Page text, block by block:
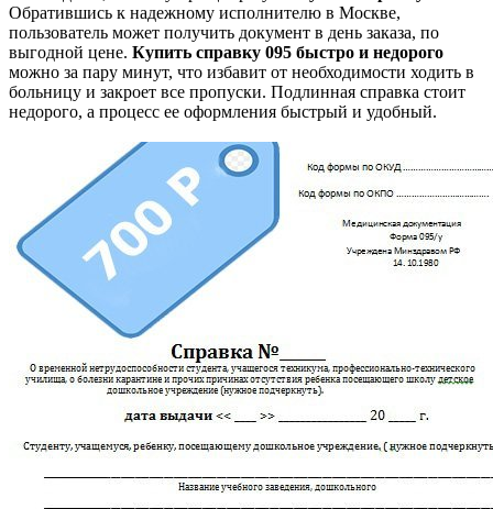
Обратившись к надежному исполнителю в Москве,
пользователь может получить документ в день заказа, по
выгодной цене. Купить справку 095 быстро и недорого
можно за пару минут, что избавит от необходимости ходить в
больницу и закроет все пропуски. Подлинная справка стоит
недорого, а процесс ее оформления быстрый и удобный.